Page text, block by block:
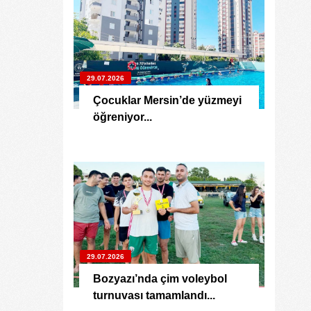
29.07.2026
Çocuklar Mersin’de yüzmeyi
öğreniyor...
29.07.2026
Bozyazı’nda çim voleybol
turnuvası tamamlandı...